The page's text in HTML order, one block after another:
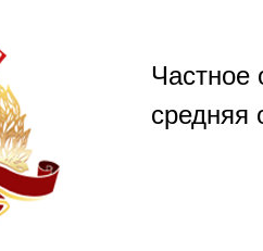
Частное
средняя